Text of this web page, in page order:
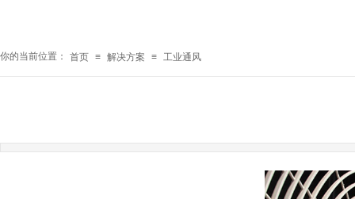
你的当前位置： 首页 ≡ 解决方案 ≡ 工业通风